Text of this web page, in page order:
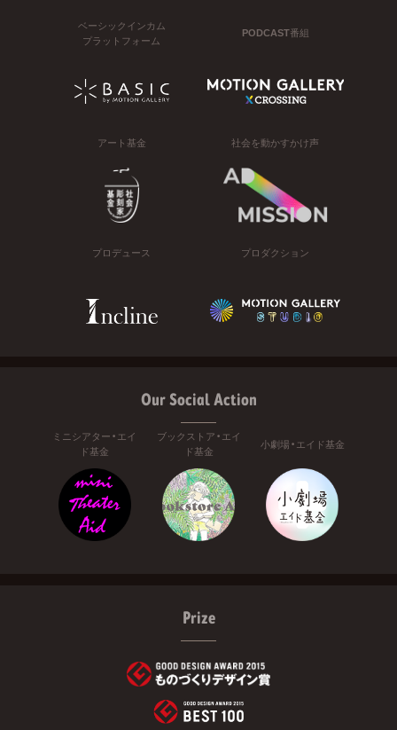
ベーシックインカム
プラットフォーム
PODCAST番組
アート基金 社会を動かすかけ声
プロデュース プロダクション
Our Social Action
ミニシアター・エイ
ド基金
ブックストア・エイ
ド基金
小劇場・エイド基金
Prize